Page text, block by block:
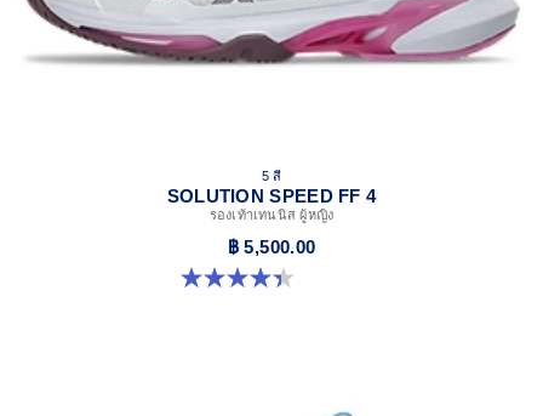
5 สี
SOLUTION SPEED FF 4
รองเท้าเทนนิส ผู้หญิง
฿ 5,500.00
4.4 จาก 5 ดาว 15 รีวิว